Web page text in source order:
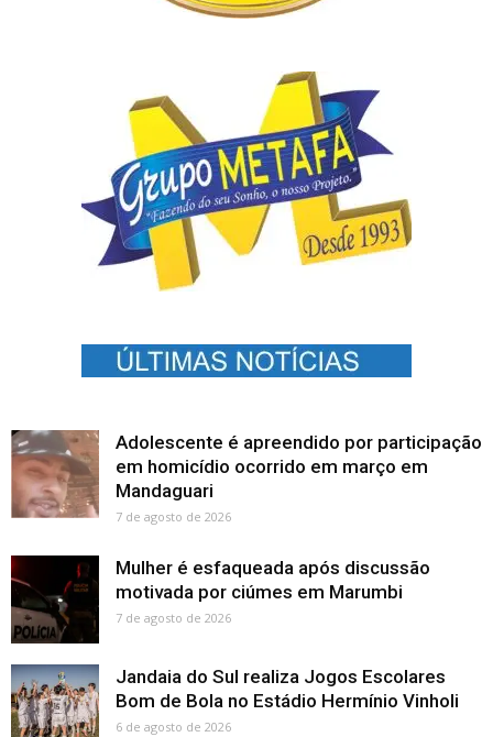
Adolescente é apreendido por participação
em homicídio ocorrido em março em
Mandaguari
7 de agosto de 2026
Mulher é esfaqueada após discussão
motivada por ciúmes em Marumbi
7 de agosto de 2026
Jandaia do Sul realiza Jogos Escolares
Bom de Bola no Estádio Hermínio Vinholi
6 de agosto de 2026